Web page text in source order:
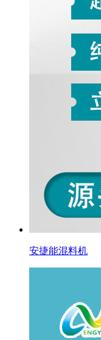
安捷能混料机